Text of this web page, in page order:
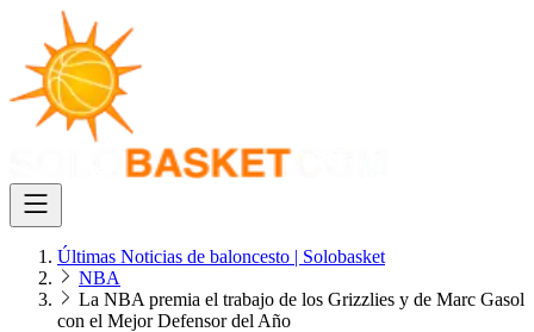
Últimas Noticias de baloncesto | Solobasket
NBA
La NBA premia el trabajo de los Grizzlies y de Marc Gasol
con el Mejor Defensor del Año